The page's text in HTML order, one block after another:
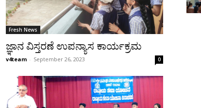
Fresh News
ಜ್ಞಾನ ವಿಸ್ತರಣೆ ಉಪನ್ಯಾಸ ಕಾರ್ಯಕ್ರಮ
v4team - September 26, 2023 0